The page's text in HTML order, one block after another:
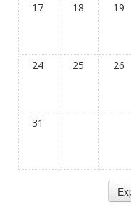
17 18 19
24 25 26
31